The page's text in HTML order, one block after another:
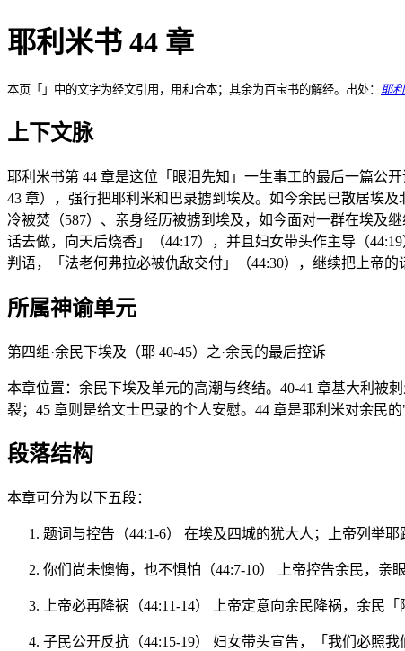
耶利米书 44 章
本页「」中的文字为经文引用，用和合本；其余为百宝书的解经。出处： 耶
上下文脉
耶利米书第 44 章是这位「眼泪先知」一生事工的最后一篇公
43 章），强行把耶利米和巴录掳到埃及。如今余民已散居埃
冷被焚（587）、亲身经历被掳到埃及，如今面对一群在埃及
话去做，向天后烧香」（44:17），并且妇女带头作主导（
判语，「法老何弗拉必被仇敌交付」（44:30），继续把上帝的
所属神谕单元
第四组·余民下埃及（耶 40-45）之·余民的最后控诉
本章位置：余民下埃及单元的高潮与终结。40-41 章基大利被
裂；45 章则是给文士巴录的个人安慰。44 章是耶利米对余民
段落结构
本章可分为以下五段：
题词与控告（44:1-6） 在埃及四城的犹大人；上帝列举
你们尚未懊悔，也不惧怕（44:7-10） 上帝控告余民，亲
上帝必再降祸（44:11-14） 上帝定意向余民降祸，余民
子民公开反抗（44:15-19） 妇女带头宣告，「我们必照